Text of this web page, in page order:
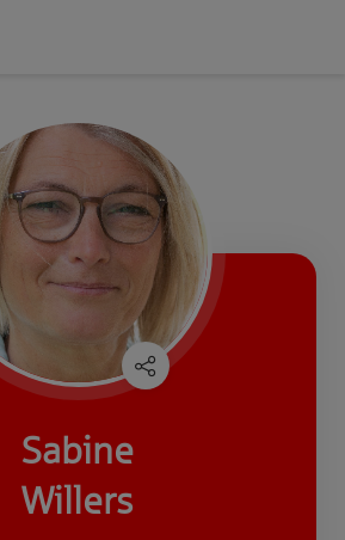
Sabine
Willers